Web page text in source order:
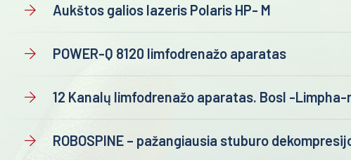
Aukštos galios lazeris Polaris HP- M
POWER-Q 8120 limfodrenažo aparatas
12 Kanalų limfodrenažo aparatas. Bosl -
ROBOSPINE – pažangiausia stuburo